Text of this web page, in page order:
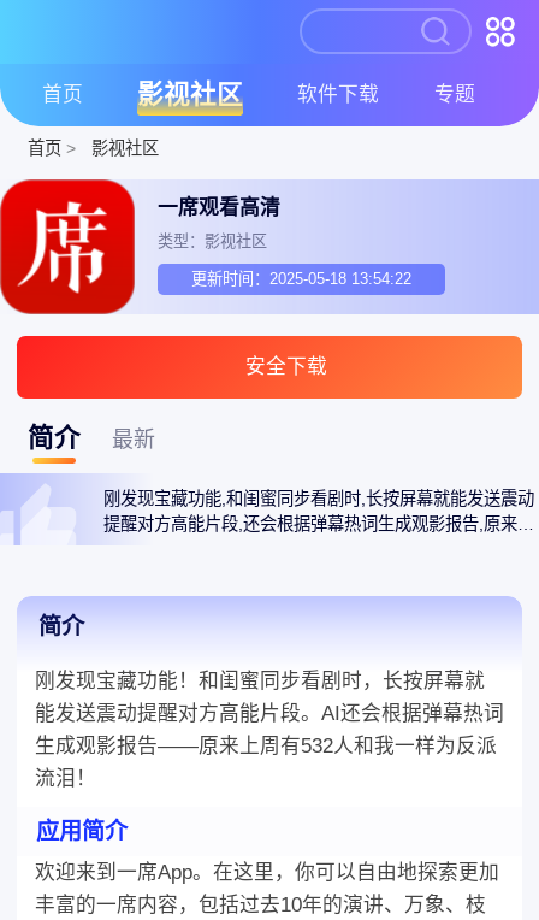
首页 影视社区 软件下载 专题
首页 > 影视社区
一席观看高清
类型：影视社区
更新时间：2025-05-18 13:54:22
安全下载
简介 最新
刚发现宝藏功能,和闺蜜同步看剧时,长按屏幕就能发送震动
提醒对方高能片段,还会根据弹幕热词生成观影报告,原来上
简介
刚发现宝藏功能！和闺蜜同步看剧时，长按屏幕就
能发送震动提醒对方高能片段。AI还会根据弹幕热词
生成观影报告——原来上周有532人和我一样为反派
流泪！
应用简介
欢迎来到一席App。在这里，你可以自由地探索更加
丰富的一席内容，包括过去10年的演讲、万象、枝